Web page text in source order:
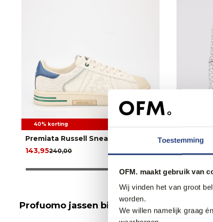
Toestemming
OFM. maakt gebruik van
Wij vinden het van groot
worden.
We willen namelijk graag
40% korting
Premiata Russell Sneakers
240,00
143,95
Profuomo jassen bij Only for Men